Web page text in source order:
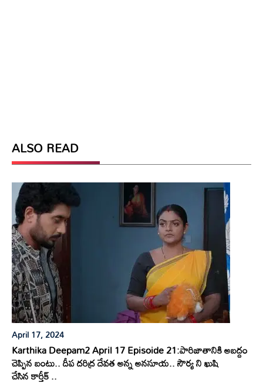
ALSO READ
April 17, 2024
Karthika Deepam2 April 17 Episoide 21:పారిజాతానికి అబద్దం
చెప్పిన బంటు.. దీప దరిద్ర దేవత అన్న అనసూయ.. సౌర్య ని ఖుషి
చేసిన కార్తీక్ ..